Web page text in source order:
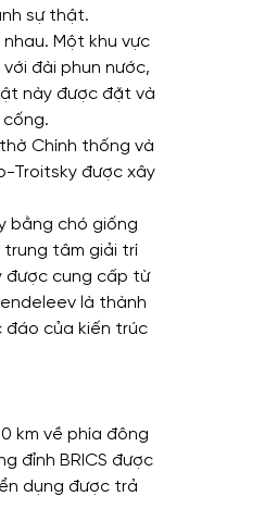
sự thật.
Một khu vực
đài phun nước,
này được đặt và
Chính thống và
Troitsky được xây
bằng chó giống
trung tâm giải trí
được cung cấp từ
là thành
đáo của kiến trúc
km về phía đông
đỉnh BRICS được
dụng được trả